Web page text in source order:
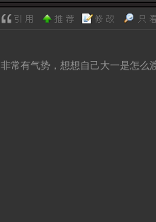
非常有气势，想想自己大一是怎么